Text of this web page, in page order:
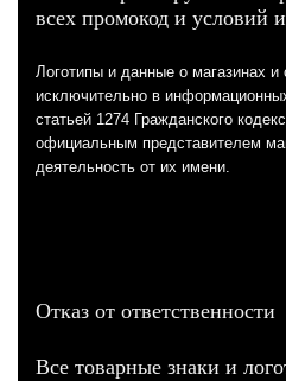
всех промокод и условий
Логотипы и данные о магазинах
исключительно в
статьей 1274 Гражданского
официальным представителем
деятельность от их имени.
Отказ от ответственности
Все товарные знаки и